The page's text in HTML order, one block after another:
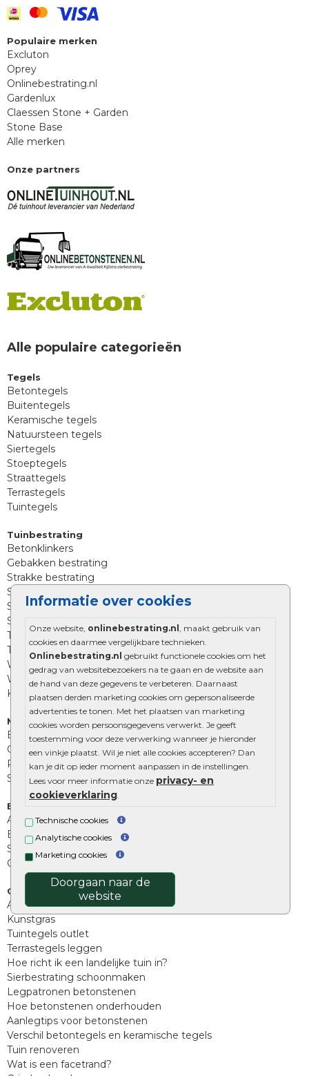
Informatie over cookies
Onze website, onlinebestrating.nl , maakt gebruik van
cookies en daarmee vergelijkbare technieken.
Onlinebestrating.nl gebruikt functionele cookies om het
gedrag van websitebezoekers na te gaan en de website aan
de hand van deze gegevens te verbeteren. Daarnaast
plaatsen derden marketing cookies om gepersonaliseerde
advertenties te tonen. Met het plaatsen van marketing
cookies worden persoonsgegevens verwerkt. Je geeft
toestemming voor deze verwerking wanneer je hieronder
een vinkje plaatst. Wil je niet alle cookies accepteren? Dan
kan je dit op ieder moment aanpassen in de instellingen.
Lees voor meer informatie onze privacy- en
cookieverklaring.
Technische cookies
Analytische cookies
Marketing cookies
Doorgaan naar de
website
Populaire merken
Excluton
Oprey
Onlinebestrating.nl
Gardenlux
Claessen Stone + Garden
Stone Base
Alle merken
Onze partners
Alle populaire categorieën
Tegels
Betontegels
Buitentegels
Keramische tegels
Natuursteen tegels
Siertegels
Stoeptegels
Straattegels
Terrastegels
Tuintegels
Tuinbestrating
Betonklinkers
Gebakken bestrating
Strakke bestrating
Sierbestrating
Straatklinkers
Straatstenen
Trommelstenen
Tuinstenen
Waalformaat
Wildverband bestrating
Kingstones
Muurelementen
Betonbielzen
Opsluitbanden
Palissades
Stapelblokken
Extra benodigdheden
Afwatering en diversen
Beplantings en betonelementen
Split, grind en zand
Oprit tegels
Overig
Aanbiedingen
Kunstgras
Tuintegels outlet
Terrastegels leggen
Hoe richt ik een landelijke tuin in?
Sierbestrating schoonmaken
Legpatronen betonstenen
Hoe betonstenen onderhouden
Aanlegtips voor betonstenen
Verschil betontegels en keramische tegels
Tuin renoveren
Wat is een facetrand?